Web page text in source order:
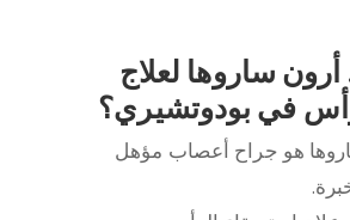
أرون ساروها لعلاج
في بودوتشيري؟
هو جراح أعصاب مؤهل